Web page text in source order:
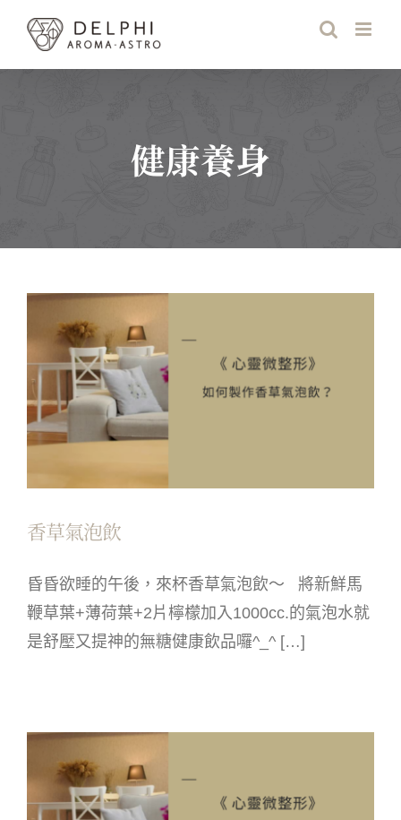
content
健康養身
香草氣泡飲
昏昏欲睡的午後，來杯香草氣泡飲～ 將新鮮馬
鞭草葉+薄荷葉+2片檸檬加入1000cc.的氣泡水就
是舒壓又提神的無糖健康飲品囉^_^ […]